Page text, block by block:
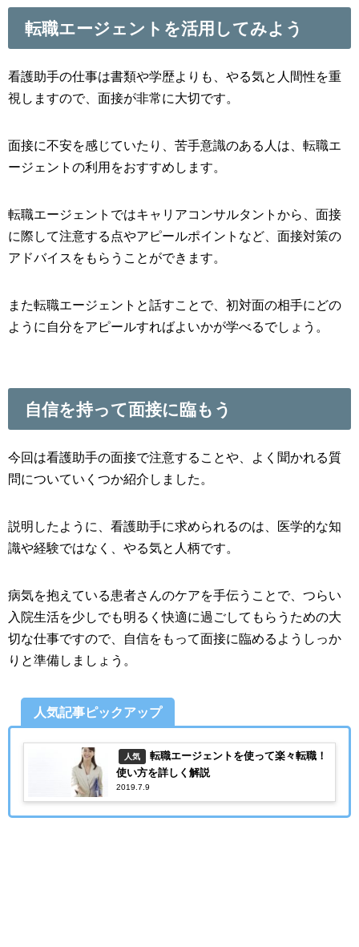
転職エージェントを活用してみよう
看護助手の仕事は書類や学歴よりも、やる気と人間性を重
視しますので、面接が非常に大切です。
面接に不安を感じていたり、苦手意識のある人は、転職エ
ージェントの利用をおすすめします。
転職エージェントではキャリアコンサルタントから、面接
に際して注意する点やアピールポイントなど、面接対策の
アドバイスをもらうことができます。
また転職エージェントと話すことで、初対面の相手にどの
ように自分をアピールすればよいかが学べるでしょう。
自信を持って面接に臨もう
今回は看護助手の面接で注意することや、よく聞かれる質
問についていくつか紹介しました。
説明したように、看護助手に求められるのは、医学的な知
識や経験ではなく、やる気と人柄です。
病気を抱えている患者さんのケアを手伝うことで、つらい
入院生活を少しでも明るく快適に過ごしてもらうための大
切な仕事ですので、自信をもって面接に臨めるようしっか
りと準備しましょう。
人気記事ピックアップ
人気
転職エージェントを使って楽々転職！
使い方を詳しく解説
2019.7.9